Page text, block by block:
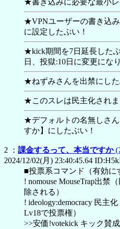
★書き込みに必要な最小レ
★VPNユーザーの書き込
に設定したぶい！
★kick期間を7日延長した
日、投獄:10日に変更にな
★ねずみさんを出禁にした
★このスレは民主化され
★デフォルトの名無しさん
すか】にしたぶい！
2 ： 課金するって、本当ですか(
2024/12/02(月) 23:40:45.64
■投票系コマンド（有効に
! nomouse MouseTrap出禁
除される）
! ideology:democracy 民主
Lv18で投票権）
>>安価!votekick キック賛